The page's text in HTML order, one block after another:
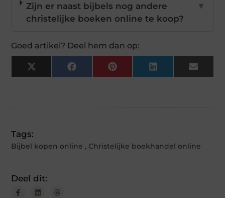
Zijn er naast bijbels nog andere
christelijke boeken online te koop?
▼
Goed artikel? Deel hem dan op:
X
(Twitter)
FacebookPinterestLinkedInEmail
Tags:
Bijbel kopen online , Christelijke boekhandel online
Deel dit: